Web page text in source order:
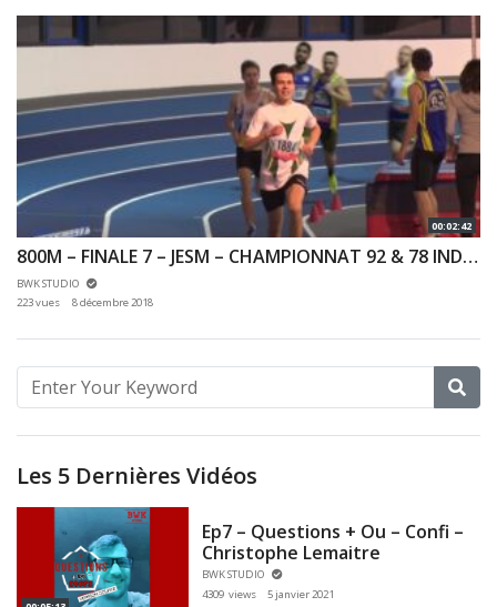
00:02:42
800M – FINALE 7 – JESM – CHAMPIONNAT 92 & 78 INDOOR 02/12/2018 – EAUBONNE
BWK STUDIO
223 vues
8 décembre 2018
Les 5 Dernières Vidéos
Ep7 – Questions + Ou – Confi –
Christophe Lemaitre
BWK STUDIO
4309 views
5 janvier 2021